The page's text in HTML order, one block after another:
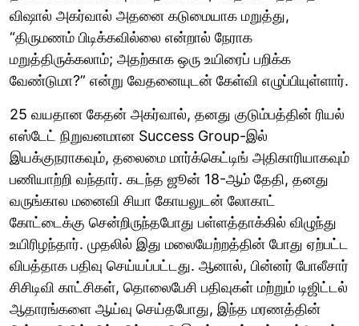
விஷால் அகர்வால் அதனை கடுமையாக மறுத்து,
“திருமணம் பிடிக்கவில்லை என்றால் நேராக
மறுத்திருக்கலாம்; அதற்காக ஒரு உயிரைப் பறிக்க
வேண்டுமா?” என்று வேதனையுடன் கேள்வி எழுப்பியுள்ளார்.
25 வயதான கேதன் அகர்வால், தனது குடும்பத்தின் ரியல்
எஸ்டேட் நிறுவனமான Success Group-இல்
இயக்குநராகவும், தலைமை மார்க்கெட்டிங் அதிகாரியாகவும்
பணியாற்றி வந்தார். கடந்த ஜூன் 18-ஆம் தேதி, தனது
வருங்கால மனைவி சியா கோயலுடன் லோகாட்
கோட்டைக்கு சென்றிருந்தபோது பள்ளத்தாக்கில் விழுந்து
உயிரிழந்தார். முதலில் இது மலையேற்றத்தின் போது ஏற்பட்ட
விபத்தாக பதிவு செய்யப்பட்டது. ஆனால், பின்னர் போலீசார்
சிசிடிவி காட்சிகள், தொலைபேசி பதிவுகள் மற்றும் டிஜிட்டல்
ஆதாரங்களை ஆய்வு செய்தபோது, இந்த மரணத்தின்